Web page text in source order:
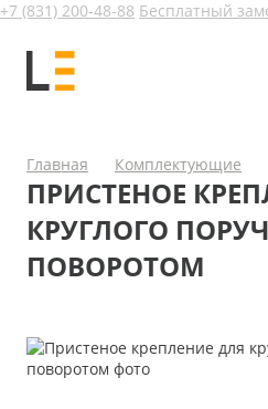
+7 (831) 200-48-88 Бесплатный
Главная Комплектующие
ПРИСТЕНОЕ
КРУГЛОГО
ПОВОРОТОМ